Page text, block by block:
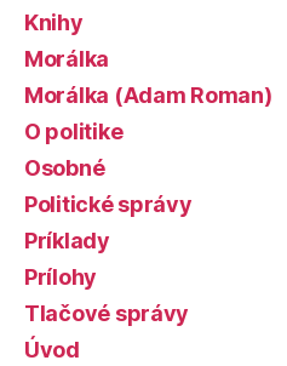
Knihy
Morálka
Morálka (Adam Roman)
O politike
Osobné
Politické správy
Príklady
Prílohy
Tlačové správy
Úvod